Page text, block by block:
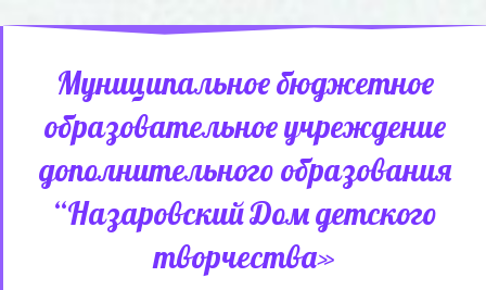
Муниципальное бюджетное
образовательное учреждение
дополнительного образования
“Назаровский Дом детского
творчества»